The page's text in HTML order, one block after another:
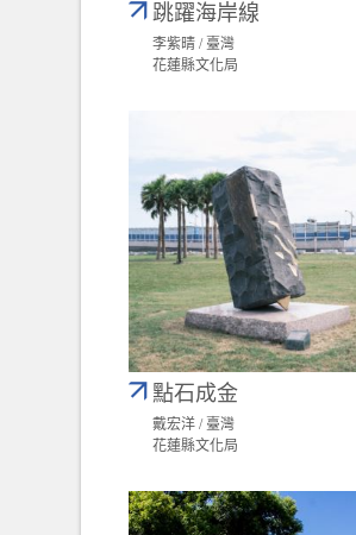
跳躍海岸線
李紫晴 / 臺灣
花蓮縣文化局
點石成金
戴宏洋 / 臺灣
花蓮縣文化局